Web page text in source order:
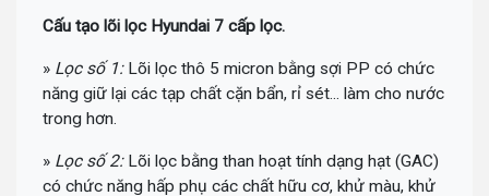
Cấu tạo lõi lọc Hyundai 7 cấp lọc.
» Lọc số 1: Lõi lọc thô 5 micron bằng sợi PP có chức
năng giữ lại các tạp chất cặn bẩn, rỉ sét... làm cho nước
trong hơn.
» Lọc số 2: Lõi lọc bằng than hoạt tính dạng hạt (GAC)
có chức năng hấp phụ các chất hữu cơ, khử màu, khử